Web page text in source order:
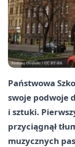
Państwowa
swoje podwoje
i sztuki.
przyciągnął
muzycznych